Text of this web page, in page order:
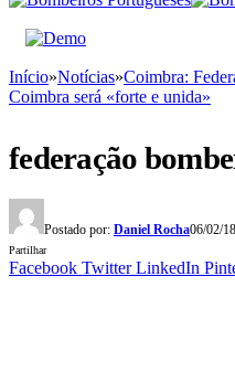
Início»Notícias»Coimbra:
Coimbra será «forte e unida»
federação
Postado por: Daniel Rocha06/02/
Partilhar
Facebook Twitter LinkedIn